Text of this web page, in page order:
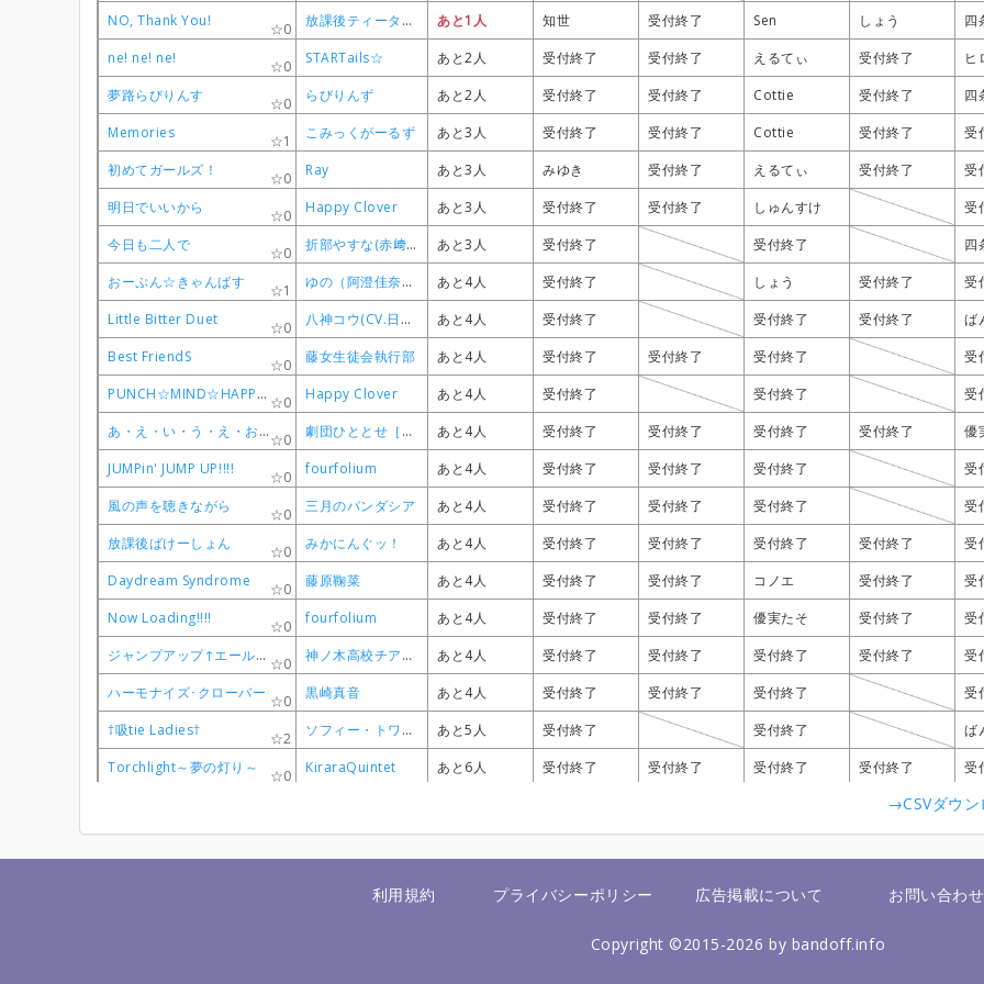
NO, Thank You!
0 放課後ティータイム あと1人 知世 受付終了 Sen しょう 四
ne! ne! ne!
0 STARTails☆ あと2人 受付終了 受付終了 えるてぃ 受付終了 ヒ
夢路らびりんす
0 らびりんず あと2人 受付終了 受付終了 Cottie 受付終了 四
Memories
1 こみっくがーるず あと3人 受付終了 受付終了 Cottie 受付終了 受
初めてガールズ！
0 Ray あと3人 みゆき 受付終了 えるてぃ 受付終了 受
明日でいいから
0 Happy Clover あと3人 受付終了 受付終了 しゅんすけ 受
今日も二人で
0 折部やすな(赤﨑千夏) あと3人 受付終了 受付終了 四
おーぷん☆きゃんばす
1 ゆの（阿澄佳奈）、宮子（水橋かおり）、ヒロ（後藤邑子）、沙英（新谷良子）、乃莉（原田ひとみ）、なずな（小見川千明） あと4人 受付終了 しょう 受付終了 受
Little Bitter Duet
0 八神コウ(CV.日笠陽子)、遠山りん(CV.茅野愛衣) あと4人 受付終了 受付終了 受付終了 ば
Best FriendS
0 藤女生徒会執行部 あと4人 受付終了 受付終了 受付終了 受
PUNCH☆MIND☆HAPPINESS
0 Happy Clover あと4人 受付終了 受付終了 受
あ・え・い・う・え・お・あお!!
0 劇団ひととせ［桜木ひな子（M・A・O）、夏川くいな（富田美憂）、柊真雪（小倉唯）、萩野千秋（東城日沙子）、中島ゆあ（高野麻里佳）］ あと4人 受付終了 受付終了 受付終了 受付終了 優
JUMPin' JUMP UP!!!!
0 fourfolium あと4人 受付終了 受付終了 受付終了 受
風の声を聴きながら
0 三月のパンダシア あと4人 受付終了 受付終了 受付終了 受
放課後ばけーしょん
0 みかにんぐッ！ あと4人 受付終了 受付終了 受付終了 受付終了 受
Daydream Syndrome
0 藤原鞠菜 あと4人 受付終了 受付終了 コノエ 受付終了 受
Now Loading!!!!
0 fourfolium あと4人 受付終了 受付終了 優実たそ 受付終了 受
ジャンプアップ↑エール！！
0 神ノ木高校チアリーディング部 あと4人 受付終了 受付終了 受付終了 受付終了 受
ハーモナイズ･クローバー
0 黒崎真音 あと4人 受付終了 受付終了 受付終了 受
†吸tie Ladies†
2 ソフィー・トワイライト（富田美憂）、天野灯（篠原侑）、夏木ひなた（Lynn）、エリー（和氣あず未） あと5人 受付終了 受付終了 ば
Torchlight～夢の灯り～
0 KiraraQuintet あと6人 受付終了 受付終了 受付終了 受付終了 受
NO, Thank You!
0 放課後ティータイム あと1人 知世 受付終了 Sen しょう 四
ne! ne! ne!
0 STARTails☆ あと2人 受付終了 受付終了 えるてぃ 受付終了 ヒ
夢路らびりんす
0 らびりんず あと2人 受付終了 受付終了 Cottie 受付終了 四
Memories
1 こみっくがーるず あと3人 受付終了 受付終了 Cottie 受付終了 受
初めてガールズ！
0 Ray あと3人 みゆき 受付終了 えるてぃ 受付終了 受
明日でいいから
0 Happy Clover あと3人 受付終了 受付終了 しゅんすけ 受
今日も二人で
0 折部やすな(赤﨑千夏) あと3人 受付終了 受付終了 四
おーぷん☆きゃんばす
1 ゆの（阿澄佳奈）、宮子（水橋かおり）、ヒロ（後藤邑子）、沙英（新谷良子）、乃莉（原田ひとみ）、なずな（小見川千明） あと4人 受付終了 しょう 受付終了 受
Little Bitter Duet
0 八神コウ(CV.日笠陽子)、遠山りん(CV.茅野愛衣) あと4人 受付終了 受付終了 受付終了 ば
Best FriendS
0 藤女生徒会執行部 あと4人 受付終了 受付終了 受付終了 受
PUNCH☆MIND☆HAPPINESS
0 Happy Clover あと4人 受付終了 受付終了 受
あ・え・い・う・え・お・あお!!
0 劇団ひととせ［桜木ひな子（M・A・O）、夏川くいな（富田美憂）、柊真雪（小倉唯）、萩野千秋（東城日沙子）、中島ゆあ（高野麻里佳）］ あと4人 受付終了 受付終了 受付終了 受付終了 優
JUMPin' JUMP UP!!!!
0 fourfolium あと4人 受付終了 受付終了 受付終了 受
風の声を聴きながら
0 三月のパンダシア あと4人 受付終了 受付終了 受付終了 受
放課後ばけーしょん
0 みかにんぐッ！ あと4人 受付終了 受付終了 受付終了 受付終了 受
Daydream Syndrome
0 藤原鞠菜 あと4人 受付終了 受付終了 コノエ 受付終了 受
Now Loading!!!!
0 fourfolium あと4人 受付終了 受付終了 優実たそ 受付終了 受
ジャンプアップ↑エール！！
0 神ノ木高校チアリーディング部 あと4人 受付終了 受付終了 受付終了 受付終了 受
ハーモナイズ･クローバー
0 黒崎真音 あと4人 受付終了 受付終了 受付終了 受
†吸tie Ladies†
2 ソフィー・トワイライト（富田美憂）、天野灯（篠原侑）、夏木ひなた（Lynn）、エリー（和氣あず未） あと5人 受付終了 受付終了 ば
Torchlight～夢の灯り～
0 KiraraQuintet あと6人 受付終了 受付終了 受付終了 受付終了 受
NO, Thank You!
0 放課後ティータイム あと1人 知世 受付終了 Sen しょう 四
ne! ne! ne!
0 STARTails☆ あと2人 受付終了 受付終了 えるてぃ 受付終了 ヒ
夢路らびりんす
0 らびりんず あと2人 受付終了 受付終了 Cottie 受付終了 四
Memories
1 こみっくがーるず あと3人 受付終了 受付終了 Cottie 受付終了 受
初めてガールズ！
0 Ray あと3人 みゆき 受付終了 えるてぃ 受付終了 受
明日でいいから
0 Happy Clover あと3人 受付終了 受付終了 しゅんすけ 受
今日も二人で
0 折部やすな(赤﨑千夏) あと3人 受付終了 受付終了 四
おーぷん☆きゃんばす
1 ゆの（阿澄佳奈）、宮子（水橋かおり）、ヒロ（後藤邑子）、沙英（新谷良子）、乃莉（原田ひとみ）、なずな（小見川千明） あと4人 受付終了 しょう 受付終了 受
Little Bitter Duet
0 八神コウ(CV.日笠陽子)、遠山りん(CV.茅野愛衣) あと4人 受付終了 受付終了 受付終了 ば
Best FriendS
0 藤女生徒会執行部 あと4人 受付終了 受付終了 受付終了 受
PUNCH☆MIND☆HAPPINESS
0 Happy Clover あと4人 受付終了 受付終了 受
あ・え・い・う・え・お・あお!!
0 劇団ひととせ［桜木ひな子（M・A・O）、夏川くいな（富田美憂）、柊真雪（小倉唯）、萩野千秋（東城日沙子）、中島ゆあ（高野麻里佳）］ あと4人 受付終了 受付終了 受付終了 受付終了 優
JUMPin' JUMP UP!!!!
0 fourfolium あと4人 受付終了 受付終了 受付終了 受
風の声を聴きながら
0 三月のパンダシア あと4人 受付終了 受付終了 受付終了 受
放課後ばけーしょん
0 みかにんぐッ！ あと4人 受付終了 受付終了 受付終了 受付終了 受
Daydream Syndrome
0 藤原鞠菜 あと4人 受付終了 受付終了 コノエ 受付終了 受
Now Loading!!!!
0 fourfolium あと4人 受付終了 受付終了 優実たそ 受付終了 受
ジャンプアップ↑エール！！
0 神ノ木高校チアリーディング部 あと4人 受付終了 受付終了 受付終了 受付終了 受
ハーモナイズ･クローバー
0 黒崎真音 あと4人 受付終了 受付終了 受付終了 受
†吸tie Ladies†
2 ソフィー・トワイライト（富田美憂）、天野灯（篠原侑）、夏木ひなた（Lynn）、エリー（和氣あず未） あと5人 受付終了 受付終了 ば
Torchlight～夢の灯り～
0 KiraraQuintet あと6人 受付終了 受付終了 受付終了 受付終了 受
NO, Thank You!
0 放課後ティータイム あと1人 知世 受付終了 Sen しょう 四
ne! ne! ne!
0 STARTails☆ あと2人 受付終了 受付終了 えるてぃ 受付終了 ヒ
夢路らびりんす
0 らびりんず あと2人 受付終了 受付終了 Cottie 受付終了 四
Memories
1 こみっくがーるず あと3人 受付終了 受付終了 Cottie 受付終了 受
初めてガールズ！
0 Ray あと3人 みゆき 受付終了 えるてぃ 受付終了 受
明日でいいから
0 Happy Clover あと3人 受付終了 受付終了 しゅんすけ 受
今日も二人で
0 折部やすな(赤﨑千夏) あと3人 受付終了 受付終了 四
おーぷん☆きゃんばす
1 ゆの（阿澄佳奈）、宮子（水橋かおり）、ヒロ（後藤邑子）、沙英（新谷良子）、乃莉（原田ひとみ）、なずな（小見川千明） あと4人 受付終了 しょう 受付終了 受
Little Bitter Duet
0 八神コウ(CV.日笠陽子)、遠山りん(CV.茅野愛衣) あと4人 受付終了 受付終了 受付終了 ば
Best FriendS
0 藤女生徒会執行部 あと4人 受付終了 受付終了 受付終了 受
PUNCH☆MIND☆HAPPINESS
0 Happy Clover あと4人 受付終了 受付終了 受
あ・え・い・う・え・お・あお!!
0 劇団ひととせ［桜木ひな子（M・A・O）、夏川くいな（富田美憂）、柊真雪（小倉唯）、萩野千秋（東城日沙子）、中島ゆあ（高野麻里佳）］ あと4人 受付終了 受付終了 受付終了 受付終了 優
JUMPin' JUMP UP!!!!
0 fourfolium あと4人 受付終了 受付終了 受付終了 受
風の声を聴きながら
0 三月のパンダシア あと4人 受付終了 受付終了 受付終了 受
放課後ばけーしょん
0 みかにんぐッ！ あと4人 受付終了 受付終了 受付終了 受付終了 受
Daydream Syndrome
0 藤原鞠菜 あと4人 受付終了 受付終了 コノエ 受付終了 受
Now Loading!!!!
0 fourfolium あと4人 受付終了 受付終了 優実たそ 受付終了 受
ジャンプアップ↑エール！！
0 神ノ木高校チアリーディング部 あと4人 受付終了 受付終了 受付終了 受付終了 受
ハーモナイズ･クローバー
0 黒崎真音 あと4人 受付終了 受付終了 受付終了 受
†吸tie Ladies†
2 ソフィー・トワイライト（富田美憂）、天野灯（篠原侑）、夏木ひなた（Lynn）、エリー（和氣あず未） あと5人 受付終了 受付終了 ば
Torchlight～夢の灯り～
0 KiraraQuintet あと6人 受付終了 受付終了 受付終了 受付終了 受
→CSVダウン
利用規約 プライバシーポリシー 広告掲載について お問い合わせ
Copyright ©2015-2026 by bandoff.info